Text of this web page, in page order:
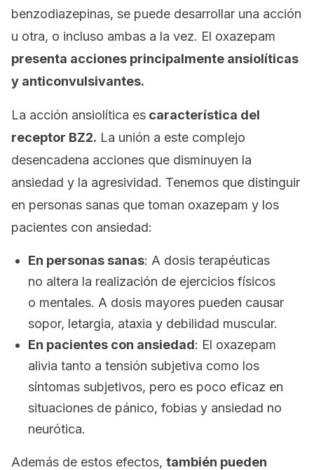
benzodiazepinas, se puede desarrollar una acción
u otra, o incluso ambas a la vez. El oxazepam
presenta acciones principalmente ansiolíticas
y anticonvulsivantes.
La acción ansiolítica es característica del
receptor BZ2. La unión a este complejo
desencadena acciones que disminuyen la
ansiedad y la agresividad. Tenemos que distinguir
en personas sanas que toman oxazepam y los
pacientes con ansiedad:
En personas sanas: A dosis terapéuticas
no altera la realización de ejercicios físicos
o mentales. A dosis mayores pueden causar
sopor, letargia, ataxia y debilidad muscular.
En pacientes con ansiedad: El oxazepam
alivia tanto a tensión subjetiva como los
síntomas subjetivos, pero es poco eficaz en
situaciones de pánico, fobias y ansiedad no
neurótica.
Además de estos efectos, también pueden